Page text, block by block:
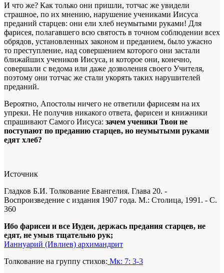
И что же? Как только они пришли, тотчас же увидели
страшное, по их мнению, нарушение учениками Иисуса
преданий старцев: они ели хлеб неумытыми руками! Для
фарисея, полагавшего всю святость в точном соблюдении всех
обрядов, установленных законом и преданием, было ужасно
то преступление, над совершением которого они застали
ближайших учеников Иисуса, и которое они, конечно,
совершали с ведома или даже дозволения своего Учителя,
поэтому они тотчас же стали укорять таких нарушителей
преданий.
Вероятно, Апостолы ничего не ответили фарисеям на их
упреки. Не получив никакого ответа, фарисеи и книжники
спрашивают Самого Иисуса: зачем ученики Твои не
поступают по преданию старцев, но неумытыми руками
едят хлеб?
Источник
Гладков Б.И. Толкование Евангелия. Глава 20. -
Воспроизведение с издания 1907 года. М.: Столица, 1991. - С.
360
Ибо фарисеи и все Иудеи, держась предания старцев, не
едят, не умыв тщательно рук;
Ианнуарий (Ивлиев) архимандрит
Толкование на группу стихов: Мк: 7: 3-3